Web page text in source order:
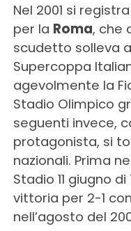
Nel 2001 si
per la Roma, che
scudetto solleva
Supercoppa
agevolmente la
Stadio Olimpico
seguenti invece,
protagonista, si
nazionali. Prima
Stadio 11 giugno
vittoria per 2-1
nell’agosto del